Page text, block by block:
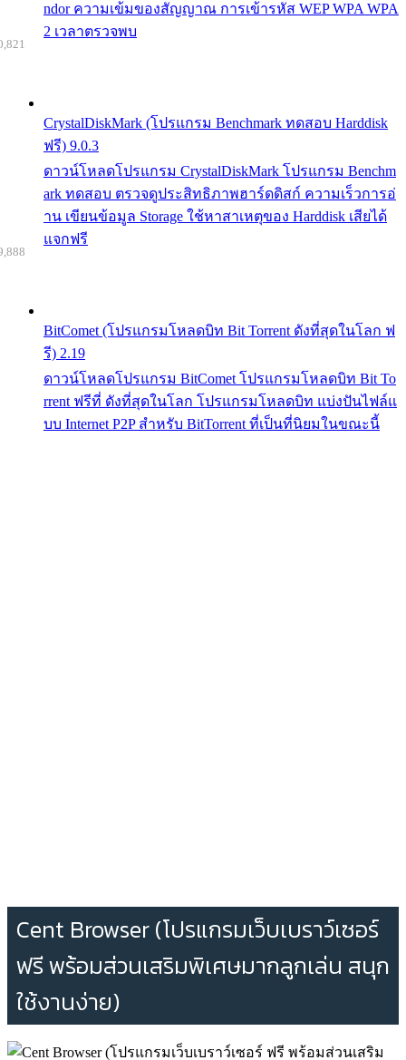
ndor ความเข้มของสัญญาณ การเข้ารหัส WEP WPA WPA
2 เวลาตรวจพบ
CrystalDiskMark (โปรแกรม Benchmark ทดสอบ Harddisk
ฟรี) 9.0.3
ดาวน์โหลดโปรแกรม CrystalDiskMark โปรแกรม Benchm
ark ทดสอบ ตรวจดูประสิทธิภาพฮาร์ดดิสก์ ความเร็วการอ่
าน เขียนข้อมูล Storage ใช้หาสาเหตุของ Harddisk เสียได้
แจกฟรี
BitComet (โปรแกรมโหลดบิท Bit Torrent ดังที่สุดในโลก ฟ
รี) 2.19
ดาวน์โหลดโปรแกรม BitComet โปรแกรมโหลดบิท Bit To
rrent ฟรีที่ ดังที่สุดในโลก โปรแกรมโหลดบิท แบ่งปันไฟล์แ
บบ Internet P2P สำหรับ BitTorrent ที่เป็นที่นิยมในขณะนี้
Cent Browser (โปรแกรมเว็บเบราว์เซอร์
ฟรี พร้อมส่วนเสริมพิเศษมากลูกเล่น สนุก
ใช้งานง่าย)